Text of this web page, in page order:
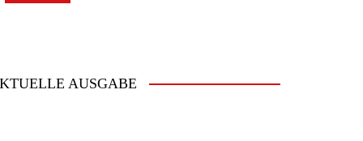
AUSGABE